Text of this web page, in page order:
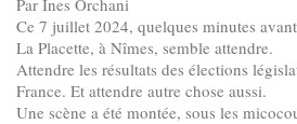
Ce 7 juillet 2024, quelques minutes
La Placette, à Nîmes, semble attendre.
Attendre les résultats des élections
France. Et attendre autre chose aussi.
Une scène a été montée, sous les